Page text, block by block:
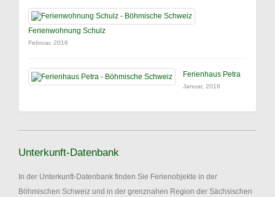
Ferienwohnung Schulz
Februar, 2016
Ferienhaus Petra
Januar, 2016
Unterkunft-Datenbank
In der Unterkunft-Datenbank finden Sie Ferienobjekte in der
Böhmischen Schweiz und in der grenznahen Region der Sächsischen